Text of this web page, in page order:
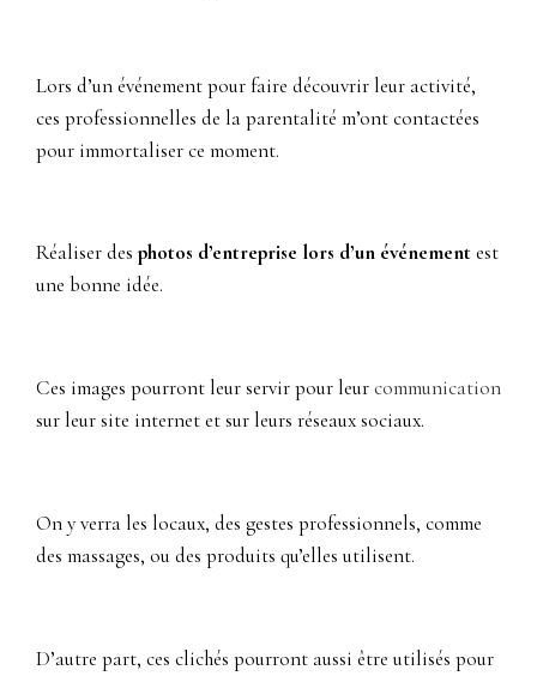
Lors d’un événement pour faire découvrir leur activité,
ces professionnelles de la parentalité m’ont contactées
pour immortaliser ce moment.
Réaliser desphotos d’entreprise lors d’un événementest
une bonne idée.
Ces images pourront leur servir pour leurcommunication
sur leur site internet et sur leurs réseaux sociaux.
On y verra les locaux, des gestes professionnels, comme
des massages, ou des produits qu’elles utilisent.
D’autre part, ces clichés pourront aussi être utilisés pour